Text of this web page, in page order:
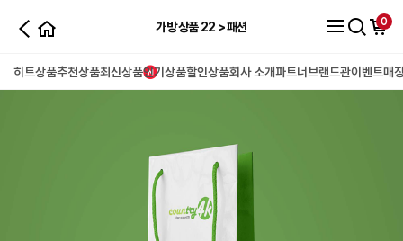
가방 상품 22 > 패션
히트상품추천상품최신상품인기상품할인상품회사 소개파트너 브랜드관이벤트매
0